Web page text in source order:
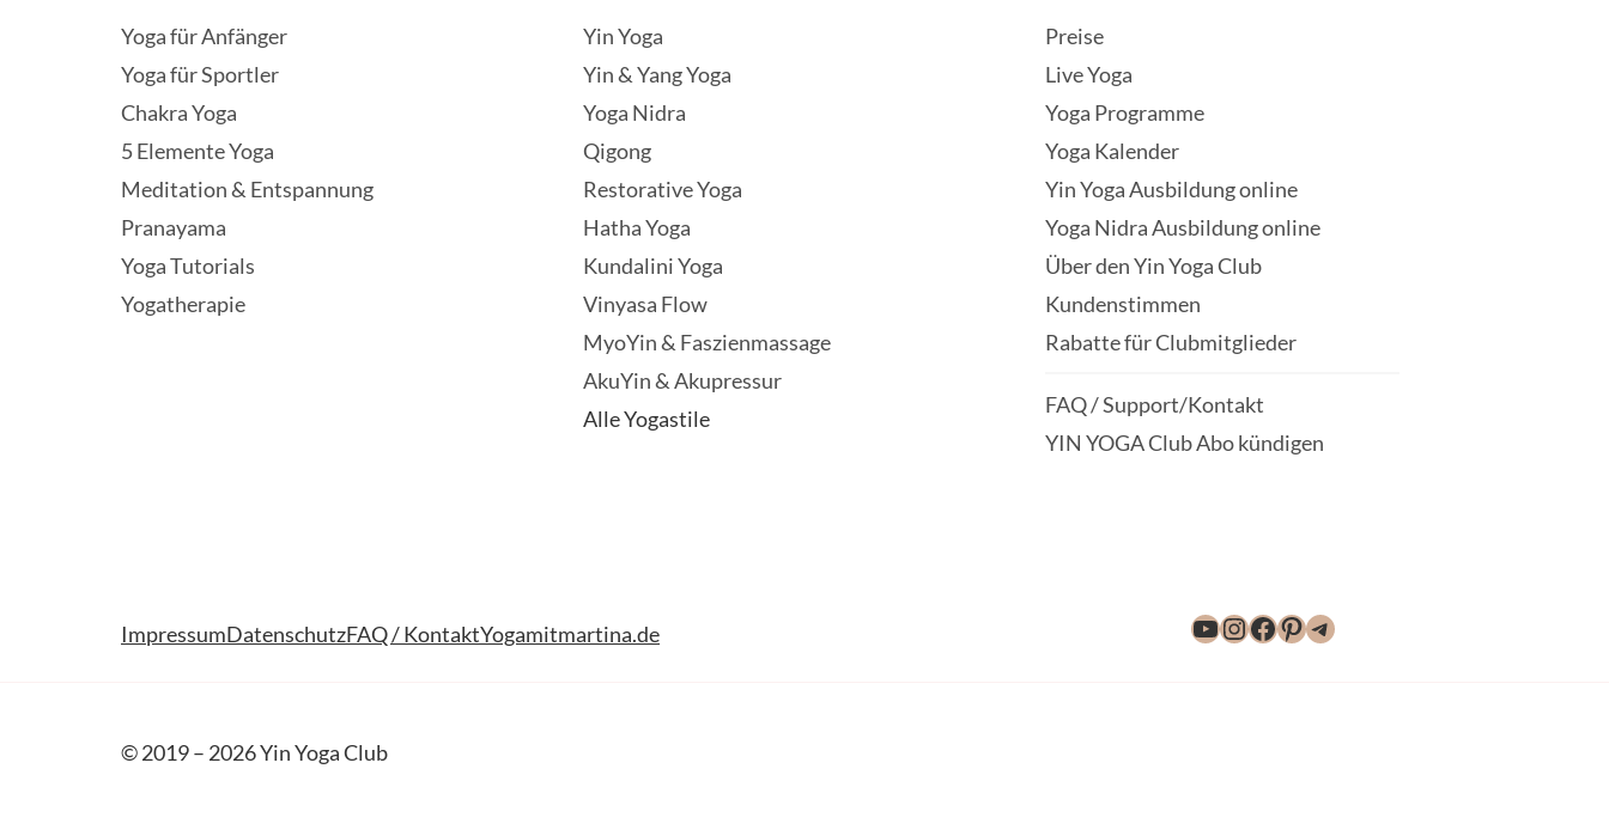
Yoga für Anfänger
Yoga für Sportler
Chakra Yoga
5 Elemente Yoga
Meditation & Entspannung
Pranayama
Yoga Tutorials
Yogatherapie
Yin Yoga
Yin & Yang Yoga
Yoga Nidra
Qigong
Restorative Yoga
Hatha Yoga
Kundalini Yoga
Vinyasa Flow
MyoYin & Faszienmassage
AkuYin & Akupressur
Alle Yogastile
Preise
Live Yoga
Yoga Programme
Yoga Kalender
Yin Yoga Ausbildung online
Yoga Nidra Ausbildung online
Über den Yin Yoga Club
Kundenstimmen
Rabatte für Clubmitglieder
FAQ / Support/Kontakt
YIN YOGA Club Abo kündigen
ImpressumDatenschutzFAQ / KontaktYogamitmartina.de YouTube
Instagram
Facebook
Pinterest
Telegram
© 2019 – 2026 Yin Yoga Club